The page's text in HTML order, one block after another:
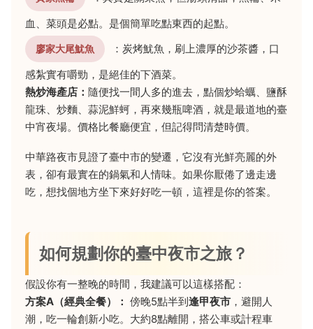
血、菜頭是必點。是個簡單吃點東西的起點。
廖家大尾魷魚
：炭烤魷魚，刷上濃厚的沙茶醬，口
感紮實有嚼勁，是絕佳的下酒菜。
熱炒海產店： 隨便找一間人多的進去，點個炒蛤蠣、鹽酥
龍珠、炒麵、蒜泥鮮蚵，再來幾瓶啤酒，就是最道地的臺
中宵夜場。價格比餐廳便宜，但記得問清楚時價。
中華路夜市見證了臺中市的變遷，它沒有光鮮亮麗的外
表，卻有最實在的鍋氣和人情味。如果你厭倦了邊走邊
吃，想找個地方坐下來好好吃一頓，這裡是你的答案。
如何規劃你的臺中夜市之旅？
假設你有一整晚的時間，我建議可以這樣搭配：
方案A（經典全餐）： 傍晚5點半到逢甲夜市 ，避開人
潮，吃一輪創新小吃。大約8點離開，搭公車或計程車